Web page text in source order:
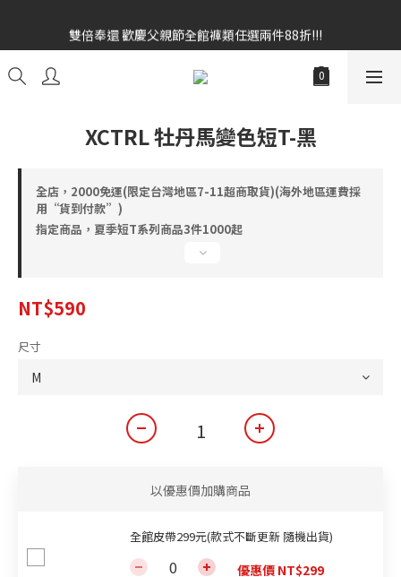
雙倍奉還 歡慶父親節全館褲類任選兩件88折!!!
雙倍奉還 歡慶父親節全館褲類任選兩件88折!!!
全館消費滿額$1680贈3D好野貓公仔(絲綢鐵黑) 滿額$2499贈達摩
金幣 送完為止!  滿$3000再贈現金卷$300元
雙倍奉還 歡慶父親節全館褲類任選兩件88折!!!
XCTRL 牡丹馬變色短T-黑
全店，2000免運(限定台灣地區7-11超商取貨)(海外地區運費採
用“貨到付款”)
指定商品，夏季短T系列商品3件1000起
NT$590
尺寸
以優惠價加購商品
全館皮帶299元(款式不斷更新 隨機出貨)
優惠價 NT$299